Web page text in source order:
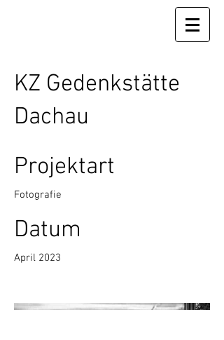
KZ Gedenkstätte
Dachau
Projektart
Fotografie
Datum
April 2023